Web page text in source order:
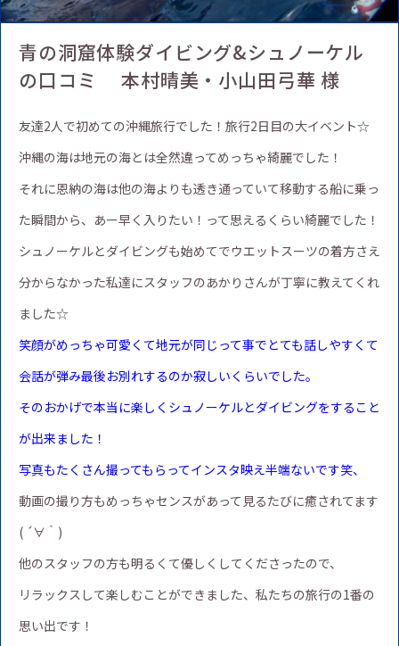
青の洞窟体験ダイビング&シュノーケル
の口コミ 本村晴美・小山田弓華 様
友達2人で初めての沖縄旅行でした！旅行2日目の大イベント☆
沖縄の海は地元の海とは全然違ってめっちゃ綺麗でした！
それに恩納の海は他の海よりも透き通っていて移動する船に乗っ
た瞬間から、あー早く入りたい！って思えるくらい綺麗でした！
シュノーケルとダイビングも始めてでウエットスーツの着方さえ
分からなかった私達にスタッフのあかりさんが丁寧に教えてくれ
ました☆
笑顔がめっちゃ可愛くて地元が同じって事でとても話しやすくて
会話が弾み最後お別れするのか寂しいくらいでした。
そのおかげで本当に楽しくシュノーケルとダイビングをすること
が出来ました！
写真もたくさん撮ってもらってインスタ映え半端ないです笑、
動画の撮り方もめっちゃセンスがあって見るたびに癒されてます
( ´∀｀)
他のスタッフの方も明るくて優しくしてくださったので、
リラックスして楽しむことができました、私たちの旅行の1番の
思い出です！